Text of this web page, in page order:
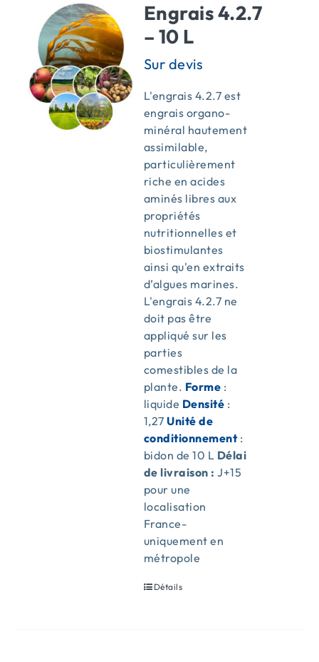
Engrais 4.2.7
– 10 L
L'engrais 4.2.7 est
engrais organo-
minéral hautement
assimilable,
particulièrement
riche en acides
aminés libres aux
propriétés
nutritionnelles et
biostimulantes
ainsi qu'en extraits
d’algues marines.
L'engrais 4.2.7 ne
doit pas être
appliqué sur les
parties
comestibles de la
plante. Forme :
liquide Densité :
1,27Unité de
conditionnement:
bidon de 10 L Délai
de livraison : J+15
pour une
localisation
France-
uniquement en
métropole
Détails